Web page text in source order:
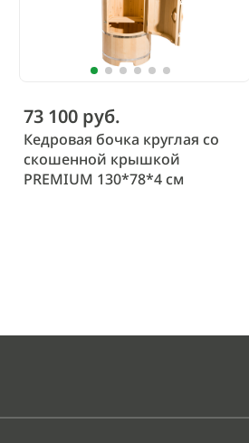
73 100 руб.
Кедровая бочка круглая со
скошенной крышкой
PREMIUM 130*78*4 см